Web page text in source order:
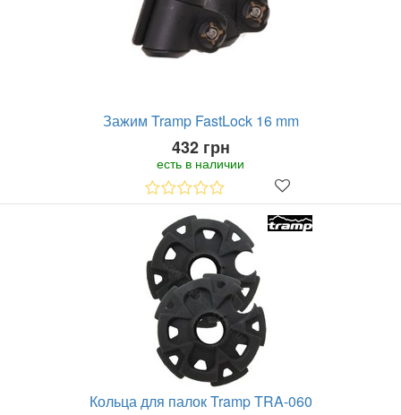
Зажим Tramp FastLock 16 mm
432 грн
есть в наличии
Кольца для палок Tramp TRA-060